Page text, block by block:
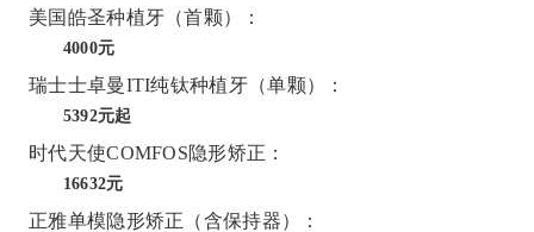
美国皓圣种植牙（首颗）：
4000元
瑞士士卓曼ITI纯钛种植牙（单颗）：
5392元起
时代天使COMFOS隐形矫正：
16632元
正雅单模隐形矫正（含保持器）：